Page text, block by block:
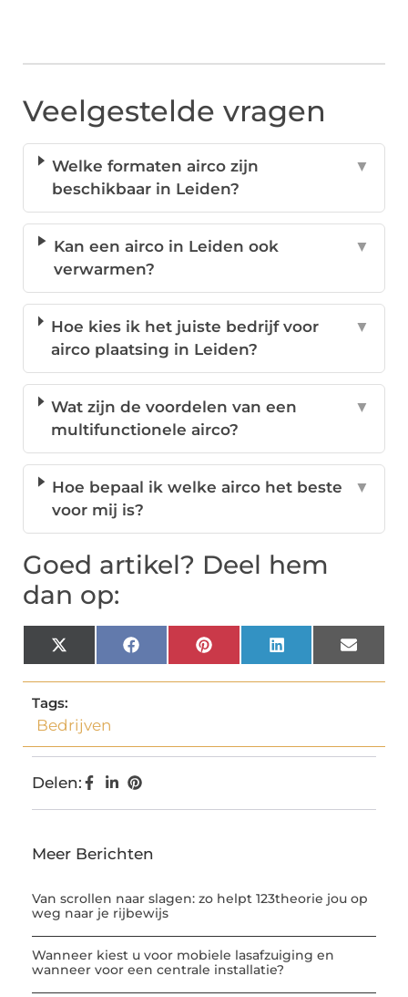
Veelgestelde vragen
Welke formaten airco zijn
beschikbaar in Leiden?
▼
Kan een airco in Leiden ook
verwarmen?
▼
Hoe kies ik het juiste bedrijf voor
airco plaatsing in Leiden?
▼
Wat zijn de voordelen van een
multifunctionele airco?
▼
Hoe bepaal ik welke airco het beste
voor mij is?
▼
Goed artikel? Deel hem
dan op:
X
(Twitter)
FacebookPinterestLinkedInEmail
Tags:
Bedrijven
Delen:
Meer Berichten
Van scrollen naar slagen: zo helpt 123theorie jou op
weg naar je rijbewijs
Wanneer kiest u voor mobiele lasafzuiging en
wanneer voor een centrale installatie?